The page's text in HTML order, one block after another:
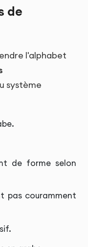
de
l'alphabet
système
de forme selon
pas couramment